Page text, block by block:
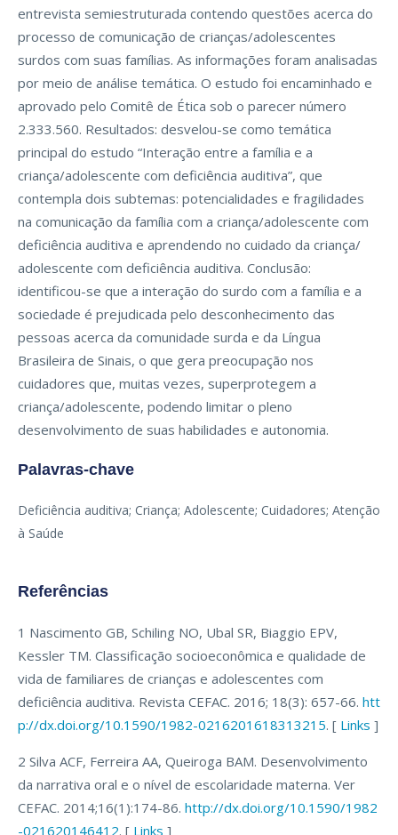
entrevista semiestruturada contendo questões acerca do
processo de comunicação de crianças/adolescentes
surdos com suas famílias. As informações foram analisadas
por meio de análise temática. O estudo foi encaminhado e
aprovado pelo Comitê de Ética sob o parecer número
2.333.560. Resultados: desvelou-se como temática
principal do estudo “Interação entre a família e a
criança/adolescente com deficiência auditiva”, que
contempla dois subtemas: potencialidades e fragilidades
na comunicação da família com a criança/adolescente com
deficiência auditiva e aprendendo no cuidado da criança/
adolescente com deficiência auditiva. Conclusão:
identificou-se que a interação do surdo com a família e a
sociedade é prejudicada pelo desconhecimento das
pessoas acerca da comunidade surda e da Língua
Brasileira de Sinais, o que gera preocupação nos
cuidadores que, muitas vezes, superprotegem a
criança/adolescente, podendo limitar o pleno
desenvolvimento de suas habilidades e autonomia.
Palavras-chave
Deficiência auditiva; Criança; Adolescente; Cuidadores; Atenção
à Saúde
Referências
1 Nascimento GB, Schiling NO, Ubal SR, Biaggio EPV,
Kessler TM. Classificação socioeconômica e qualidade de
vida de familiares de crianças e adolescentes com
deficiência auditiva. Revista CEFAC. 2016; 18(3): 657-66. htt
p://dx.doi.org/10.1590/1982-0216201618313215. [ Links ]
2 Silva ACF, Ferreira AA, Queiroga BAM. Desenvolvimento
da narrativa oral e o nível de escolaridade materna. Ver
CEFAC. 2014;16(1):174-86. http://dx.doi.org/10.1590/1982
-021620146412. [ Links ]